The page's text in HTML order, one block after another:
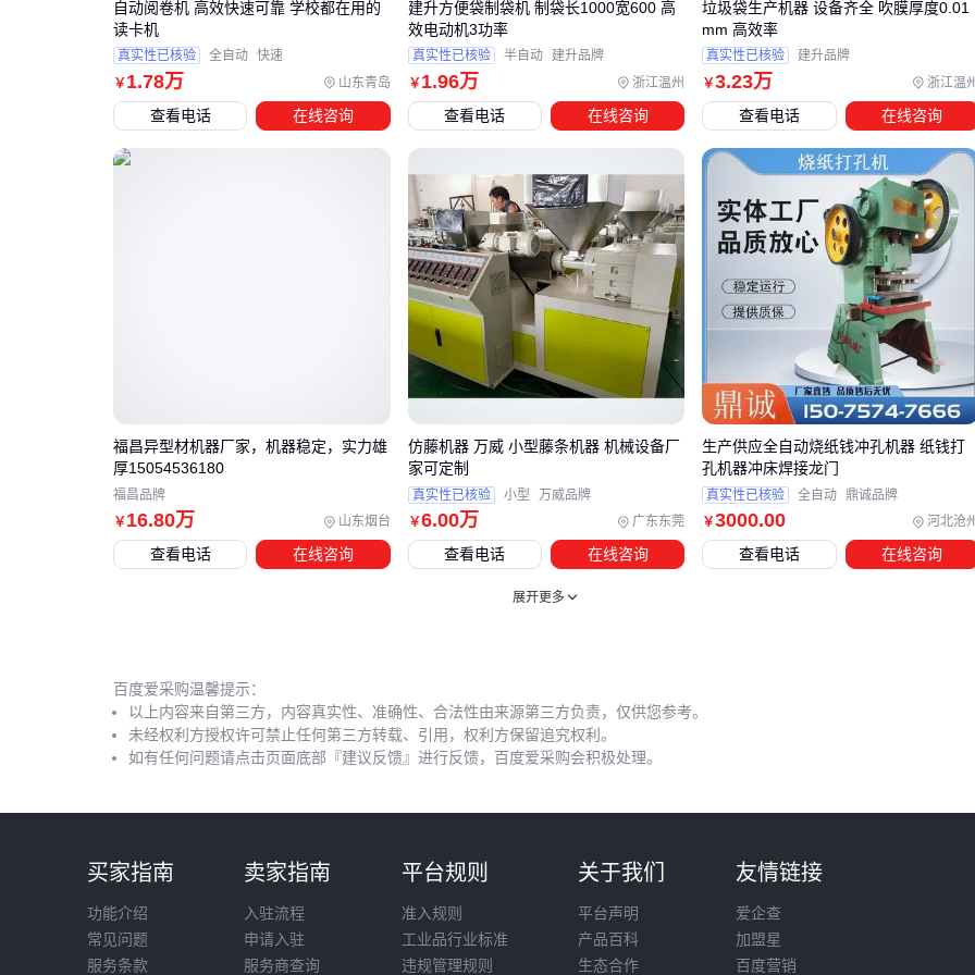
直接影响创作效率和作品质量。
完整的墨汁处理链需要三类关键配套：
过滤设备：如墨汁过滤机 或PP微孔滤膜
，去除研磨产生
的颗粒杂质
304墨水储蓄罐 或 不锈钢墨汁储存罐
能避免
属腐蚀污染墨色
定量工具： 墨盒灌装机 或墨水固含量测定仪
确保每次取
墨浓度一致
其中过滤环节最容易被忽视。未过滤的墨汁可能含有研磨辊磨
损产生的金属微粒，长期使用会损伤毛笔。建议选择可搭配 喷
码机墨水过滤器
或墨水囊式过滤器
的机型，这类设备能拦
截细微颗粒同时保持墨汁流动性。
配套设备的选择标准应与主机的研磨能力匹配——高频次创作
立式高位储液罐
，而追求墨色纯净度的场景
则要关注过滤精度。提前规划这些环节，才能让机械磨墨真正
融入创作流程。
维护策略需要分场景制定：
教学机构等高强度使用环境：每完成一定研磨量后检查研磨
个人创作等间歇使用场景：每次使用后清洁墨汁接触面，定
期拆卸检查 三辊研磨机 的辊间间隙
墨条预处理同样重要。过大的墨块直接投入研磨可能加速磨
损，用墨条专用刀具切割成合适尺寸既能保护设备，又能提升
￥1.78万 山东青岛
自动阅卷机 高效快速可靠 学校都在用的
读卡机
真实性已核验 全自动 快速
查看电话 在线咨询
￥1.96万 浙江温州
建升方便袋制袋机 制袋长1000宽600 高
效电动机3功率
真实性已核验 半自动 建升品牌
查看电话 在线咨询
￥3.23万 浙江温
垃圾袋生产机器 设备齐全 吹膜厚度0.01
mm 高效率
真实性已核验 建升品牌
查看电话 在线咨询
￥ 16.80万 山东烟台
福昌异型材机器厂家，机器稳定，实力雄
厚15054536180
福昌品牌
查看电话 在线咨询
￥6.00万 广东东莞
仿藤机器 万威 小型藤条机器 机械设备厂
家可定制
真实性已核验 小型 万威品牌
查看电话 在线咨询
￥3000.00 河北沧
生产供应全自动烧纸钱冲孔机器 纸钱打
孔机器冲床焊接龙门
真实性已核验 全自动 鼎诚品牌
查看电话 在线咨询
展开更多
百度爱采购温馨提示：
以上内容来自第三方，内容真实性、准确性、合法性由来源第三方负责，仅供您参考。
未经权利方授权许可禁止任何第三方转载、引用，权利方保留追究权利。
如有任何问题请点击页面底部『建议反馈』进行反馈，百度爱采购会积极处理。
买家指南
功能介绍
常见问题
服务条款
卖家指南
入驻流程
申请入驻
服务商查询
平台规则
准入规则
工业品行业标准
违规管理规则
关于我们
平台声明
产品百科
生态合作
友情链接
爱企查
加盟星
百度营销